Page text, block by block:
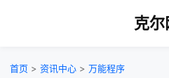
克尔
首页 > 资讯中心 > 万能程序